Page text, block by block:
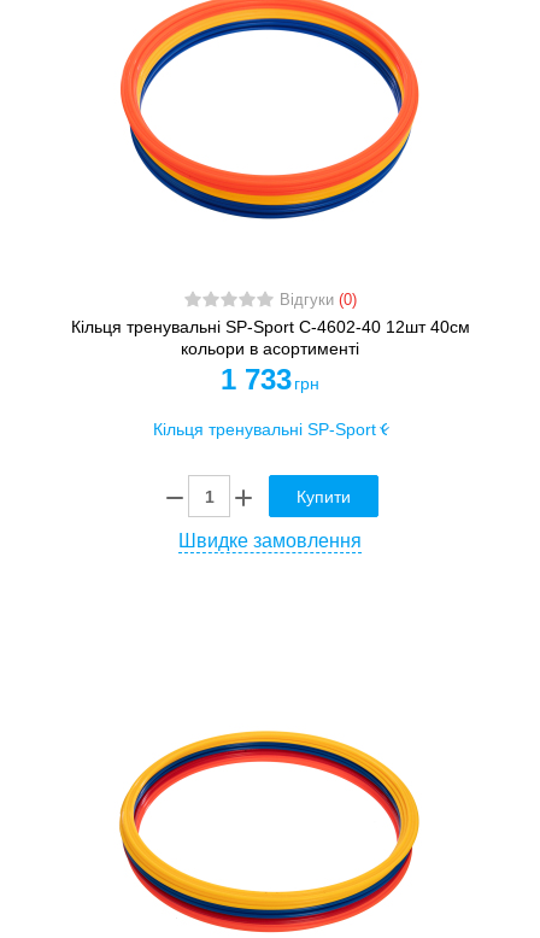
Відгуки (0)
Кільця тренувальні SP-Sport C-4602-40 12шт 40см
кольори в асортименті
1 733 грн
Купити
Швидке замовлення